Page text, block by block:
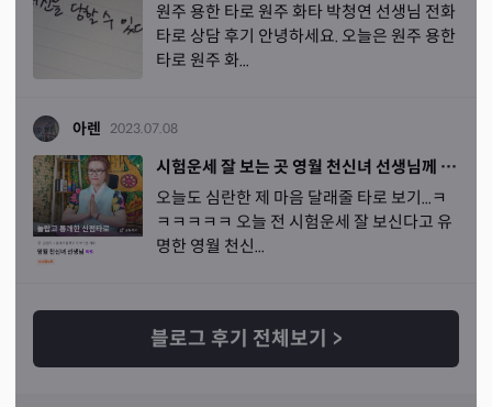
원주 용한 타로 원주 화타 박청연 선생님 전화
타로 상담 후기 안녕하세요. 오늘은 원주 용한
타로 원주 화...
아렌 2023.07.08
시험운세 잘 보는 곳 영월 천신녀 선생님께 타로 보기
오늘도 심란한 제 마음 달래줄 타로 보기...ㅋ
ㅋㅋㅋㅋㅋ 오늘 전 시험운세 잘 보신다고 유
명한 영월 천신...
블로그 후기 전체보기 >